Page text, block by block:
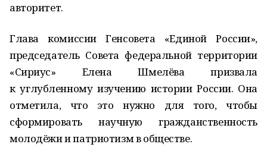
авторитет.
Глава комиссии Генсовета «Единой России»,
председатель Совета федеральной территории
«Сириус» Елена Шмелёва призвала
к углубленному изучению истории России. Она
отметила, что это нужно для того, чтобы
сформировать научную гражданственность
молодёжи и патриотизм в обществе.